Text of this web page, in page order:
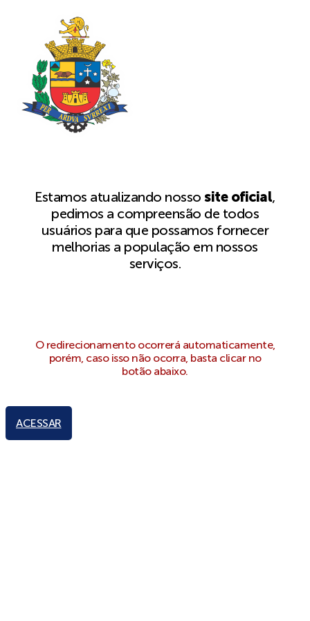
Estamos atualizando nossosite oficial,
pedimos a compreensão de todos
usuários para que possamos fornecer
melhorias a população em nossos
serviços.
O redirecionamento ocorrerá automaticamente,
porém, caso isso não ocorra, basta clicar no
botão abaixo.
ACESSAR